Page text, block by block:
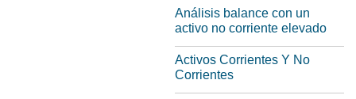
Análisis balance con un
activo no corriente elevado
Activos Corrientes Y No
Corrientes